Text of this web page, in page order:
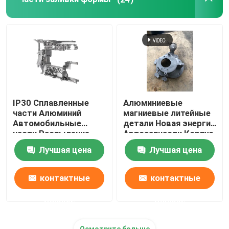
изготовленное на заказ изготовление металла
IP30 Сплавленные
части Алюминий
Автомобильные
части Распыление
краски
Лучшая цена
контактные
Алюминиевые
магниевые литейные
детали Новая энергия
Автозапчасти Корпус
контроллера
автомобиляЛучшая цена
контактные